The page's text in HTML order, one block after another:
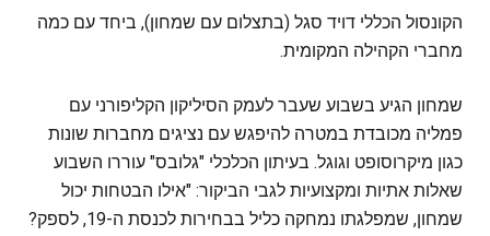
הקונסול הכללי דויד סגל (בתצלום עם שמחון), ביחד עם כמה
מחברי הקהילה המקומית.
שמחון הגיע בשבוע שעבר לעמק הסיליקון הקליפורני עם
פמליה מכובדת במטרה להיפגש עם נציגים מחברות שונות
כגון מיקרוסופט וגוגל. בעיתון הכלכלי "גלובס" עוררו השבוע
שאלות אתיות ומקצועיות לגבי הביקור: "אילו הבטחות יכול
שמחון, שמפלגתו נמחקה כליל בבחירות לכנסת ה-19, לספק?